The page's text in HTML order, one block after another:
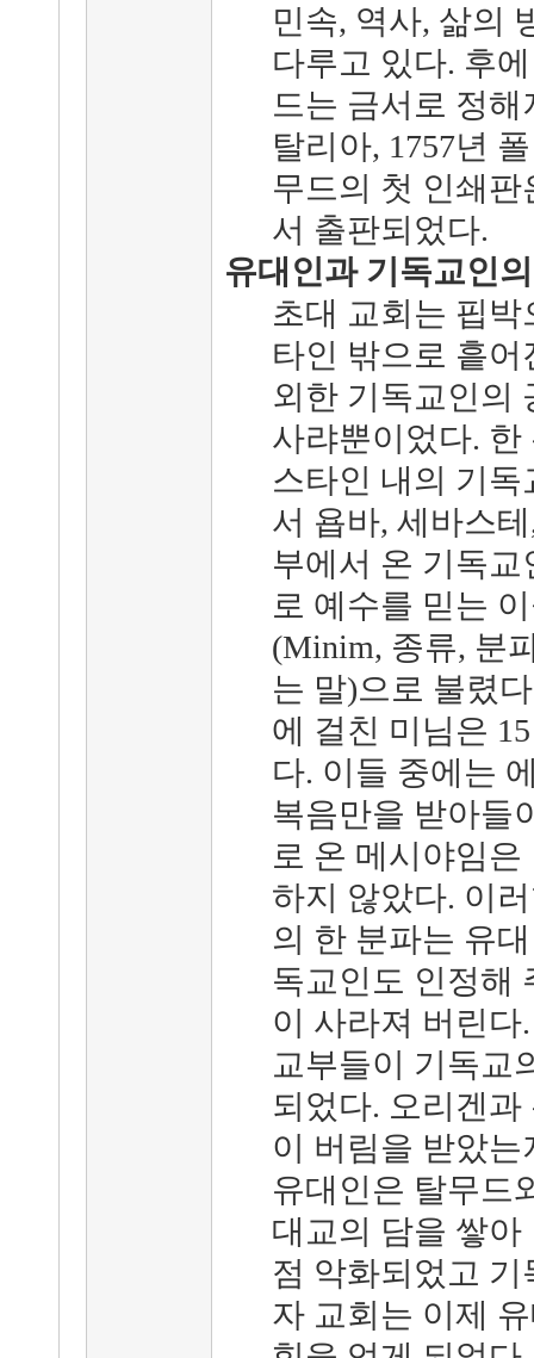
민속, 역사, 삶의
다루고 있다. 후
드는 금서로 정해
탈리아, 1757년
무드의 첫 인쇄판
서 출판되었다.
유대인과 기독교인
초대 교회는 핍
타인 밖으로 흩
외한 기독교인의
사랴뿐이었다.
스타인 내의 기
서 욥바, 세바스
부에서 온 기독
로 예수를 믿는
(Minim, 종류, 분
는 말)으로 불렸
에 걸친 미님은
다. 이들 중에는
복음만을 받아들
로 온 메시야임
하지 않았다. 이
의 한 분파는 유
독교인도 인정해
이 사라져 버린
교부들이 기독교
되었다. 오리겐
이 버림을 받았
유대인은 탈무드
대교의 담을 쌓
점 악화되었고
자 교회는 이제